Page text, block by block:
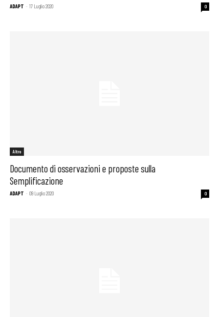
ADAPT - 17 Luglio 2020 0
Altro
Documento di osservazioni e proposte sulla
Semplificazione
ADAPT - 09 Luglio 2020 0